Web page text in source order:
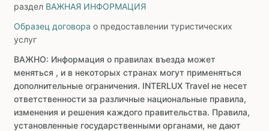
раздел ВАЖНАЯ ИНФОРМАЦИЯ
Образец договора о предоставлении туристических
услуг
ВАЖНО: Информация о правилах въезда может
меняться , и в некоторых странах могут применяться
дополнительные ограничения. INTERLUX Travel не несет
ответственности за различные национальные правила,
изменения и решения каждого правительства. Правила,
установленные государственными органами, не дают